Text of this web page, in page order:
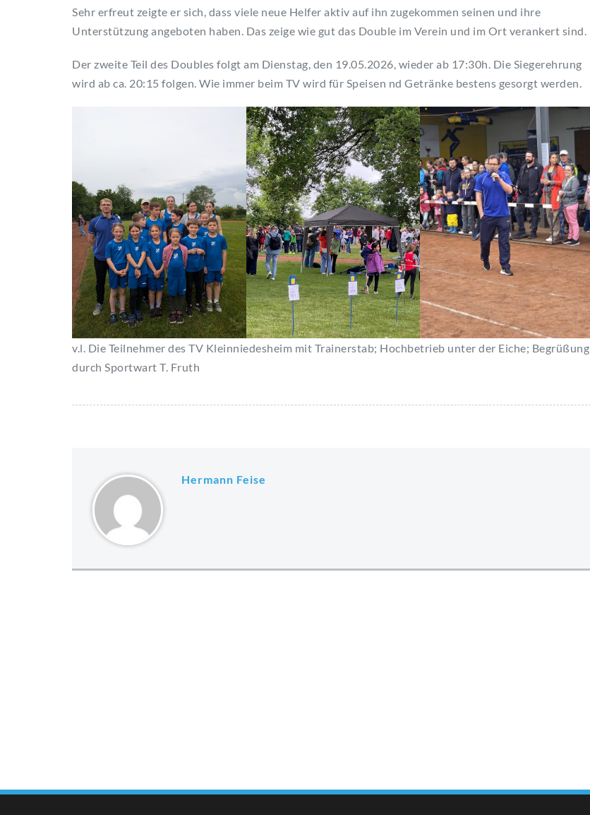
Sehr erfreut zeigte er sich, dass viele neue Helfer aktiv auf ihn zugekommen seinen und ihre
Unterstützung angeboten haben. Das zeige wie gut das Double im Verein und im Ort verankert sind.
Der zweite Teil des Doubles folgt am Dienstag, den 19.05.2026, wieder ab 17:30h. Die Siegerehrung
wird ab ca. 20:15 folgen. Wie immer beim TV wird für Speisen nd Getränke bestens gesorgt werden.
v.l. Die Teilnehmer des TV Kleinniedesheim mit Trainerstab; Hochbetrieb unter der Eiche; Begrüßung
durch Sportwart T. Fruth
Hermann Feise